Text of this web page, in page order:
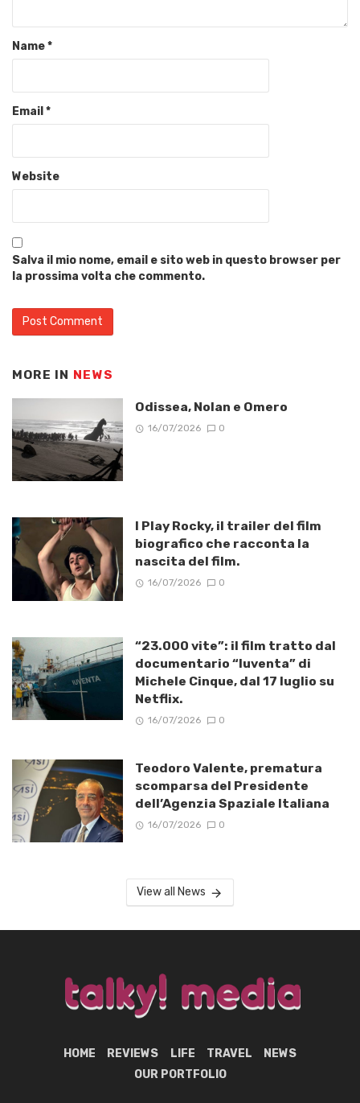
Name*
Email *
Website
Salva il mio nome, email e sito web in questo browser per
la prossima volta che commento.
MORE IN NEWS
Odissea, Nolan e Omero
16/07/2026 0
I Play Rocky, il trailer del film
biografico che racconta la
nascita del film.
16/07/2026 0
“23.000 vite”: il film tratto dal
documentario “Iuventa” di
Michele Cinque, dal 17 luglio su
Netflix.
16/07/2026 0
Teodoro Valente, prematura
scomparsa del Presidente
dell’Agenzia Spaziale Italiana
16/07/2026 0
View all News
HOME REVIEWS LIFE TRAVEL
NEWS
OUR PORTFOLIO